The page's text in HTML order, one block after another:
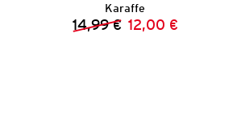
Karaffe
Vorheriger Preis:
14,99 € Neuer Preis:
12,00 €